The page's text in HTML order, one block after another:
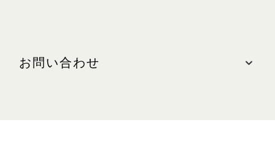
最寄りの駐車場: 中央(オレンジゾーン)
お問い合わせ